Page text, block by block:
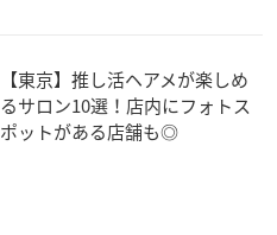
【東京】推し活ヘアメが楽しめ
るサロン10選！店内にフォトス
ポットがある店舗も◎